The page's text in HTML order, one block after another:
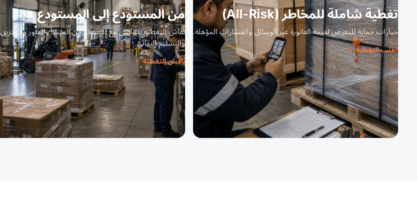
تغطية شاملة للمخاطر (All-Risk)
خيارات حماية للتعرض لقيمة الفاتورة عبر الوسائل والمسارات المؤهلة.
اطلب التغطية
من المستودع إلى المستودع
نقاش التغطية يتماشى مع الاستلام من المنشأ والعبور والتخزين
والتسليم النهائي.
ناقش التغطية